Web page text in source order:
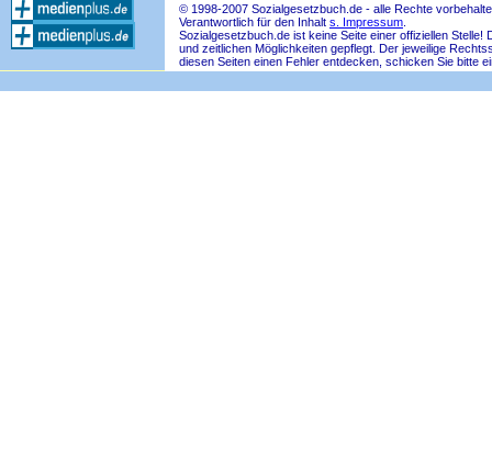
© 1998-2007 Sozialgesetzbuch.de - alle Rechte
Verantwortlich für den Inhalt s. Impressum
Sozialgesetzbuch.de ist keine Seite einer offiziellen
und zeitlichen Möglichkeiten gepflegt. Der jeweilige
diesen Seiten einen Fehler entdecken, schicken Sie bitte